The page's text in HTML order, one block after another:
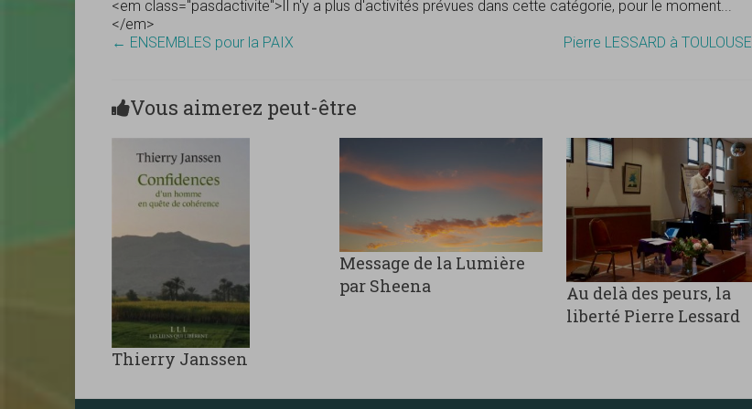
<em class="pasdactivite">Il n'y a plus d'activités prévues dans cette catégorie, pour le moment...
</em>
← ENSEMBLES pour la PAIX Pierre LESSARD à TOULOUSE
Vous aimerez peut-être
Thierry Janssen
Message de la Lumière
par Sheena
Au delà des peurs, la
liberté Pierre Lessard